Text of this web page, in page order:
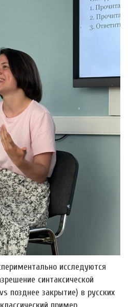
исследуются
синтаксической
позднее закрытие) в русских